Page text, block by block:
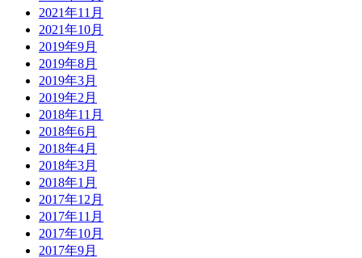
2021年11月
2021年10月
2019年9月
2019年8月
2019年3月
2019年2月
2018年11月
2018年6月
2018年4月
2018年3月
2018年1月
2017年12月
2017年11月
2017年10月
2017年9月